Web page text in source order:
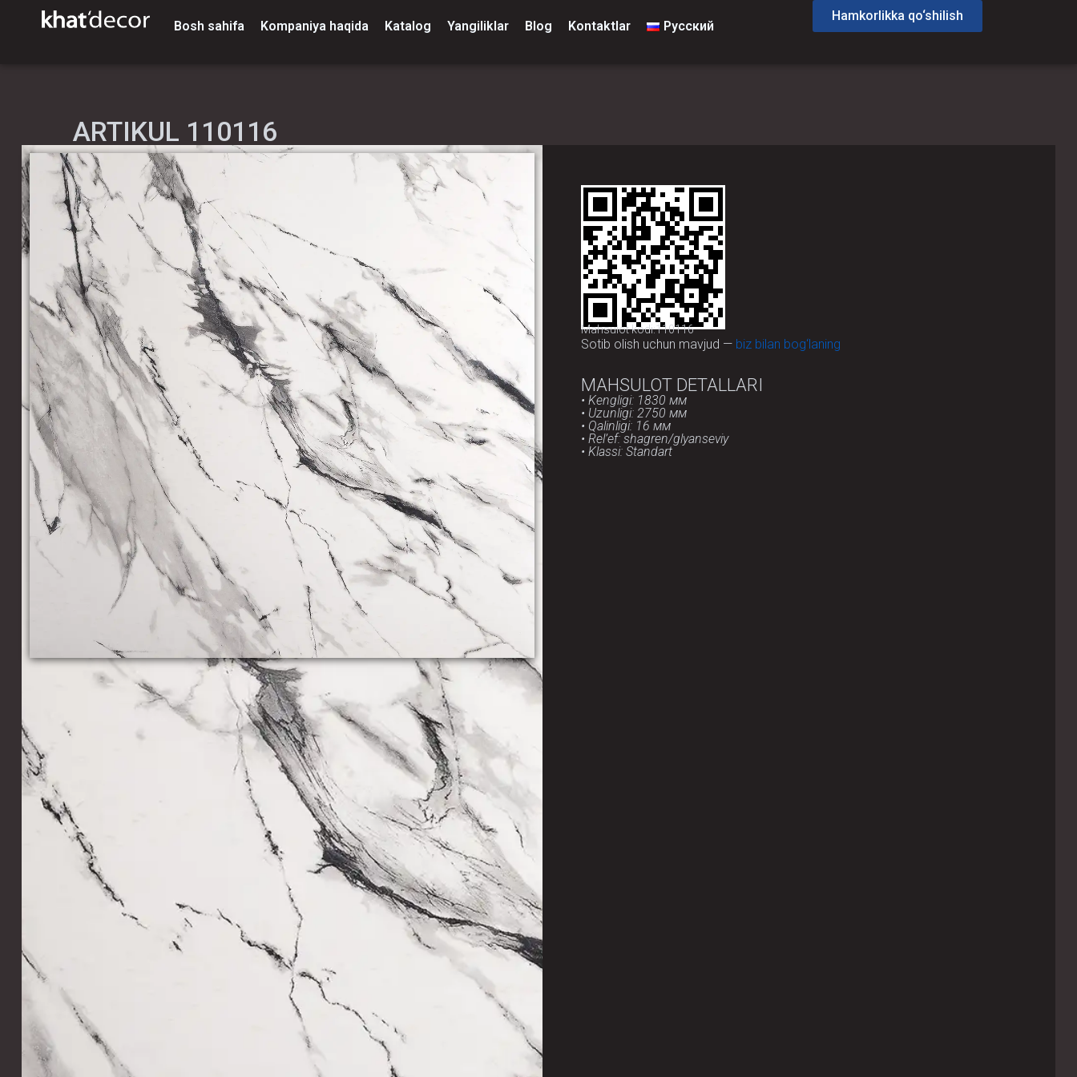
Bosh sahifa Kompaniya haqida Katalog Yangiliklar Blog Kontaktlar Русский
Hamkorlikka qo‘shilish
ARTIKUL 110116
Mahsulot kodi:110116
Sotib olish uchun mavjud — biz bilan bog‘laning
MAHSULOT DETALLARI
• Kengligi: 1830 мм
• Uzunligi: 2750 мм
• Qalinligi: 16 мм
• Rel’ef: shagren/glyanseviy
• Klassi: Standart